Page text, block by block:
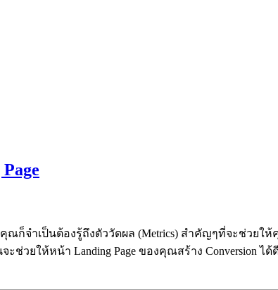
ณก็จำเป็นต้องรู้ถึงตัววัดผล (Metrics) สำคัญๆที่จะช่วย
ช่วยให้หน้า Landing Page ของคุณสร้าง Conversion ได้